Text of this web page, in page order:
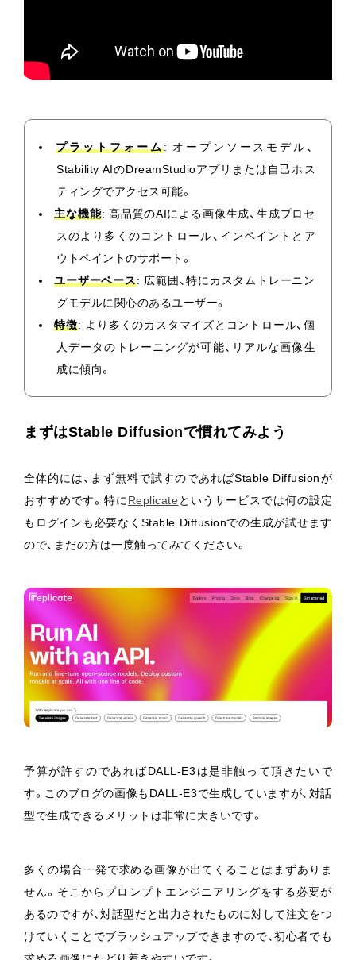
プラットフォーム: オープンソースモデル、
Stability AIのDreamStudioアプリまたは自己ホス
ティングでアクセス可能。
主な機能: 高品質のAIによる画像生成、生成プロセ
スのより多くのコントロール、インペイントとア
ウトペイントのサポート。
ユーザーベース: 広範囲、特にカスタムトレーニン
グモデルに関心のあるユーザー。
特徴: より多くのカスタマイズとコントロール、個
人データのトレーニングが可能、リアルな画像生
成に傾向。
まずはStable Diffusionで慣れてみよう
全体的には、まず無料で試すのであればStable Diffusionが
おすすめです。特に Replicate というサービスでは何の設定
もログインも必要なくStable Diffusionでの生成が試せます
ので、まだの方は一度触ってみてください。
予算が許すのであればDALL-E3は是非触って頂きたいで
す。このブログの画像もDALL-E3で生成していますが、対話
型で生成できるメリットは非常に大きいです。
多くの場合一発で求める画像が出てくることはまずありま
せん。そこからプロンプトエンジニアリングをする必要が
あるのですが、対話型だと出力されたものに対して注文をつ
けていくことでブラッシュアップできますので、初心者でも